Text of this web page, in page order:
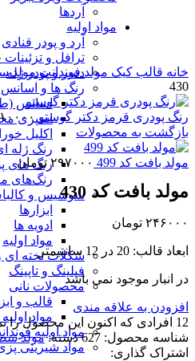
آردها
مواد اولیه
آرد و پودر قنادی
ترافل و
دسر و پودر ژله
رنگ ها و اسانس
اسانس
اسپری
اکلیل
رنگ ژله
رنگ های
رنگ‌های
سوسیس و
ابزارها
ادویه ها
مواد اولیه
شکلات تخته
فیلینگ و تاپینگ
محصولات نانی
قالب و
مواد
مواد اولیه
مواد شیرینی
برای بزرگنمایی کلیک کنید
خانه قالب کیک مولد فوندانتمولد
430
رنگ پودری قرمز دکتر گوستو
بازگشت به محصولات
مولد بافت کد 499 ۲۹۷۰۰۰ تومان
مولد بافت کد 430
۲۴۶۰۰۰ تومان
ابعاد قالب: 20 در 12 سانتیمتر
در انبار موجود نمی باشد
افزودن به علاقه مندی
12 افرادی که اکنون این محصول را
شناسه محصول: 627 دسته: مولد
اشتراک گذاری: